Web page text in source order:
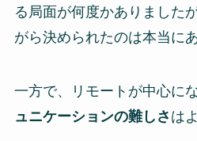
る局面が何度かありました
がら決められたのは本当に
一方で、リモートが中心にな
ュニケーションの難しさ は